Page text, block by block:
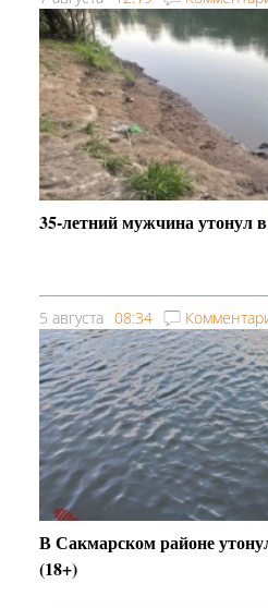
35-летний мужчина утонул
5 августа 08:34
В Сакмарском районе
(18+)